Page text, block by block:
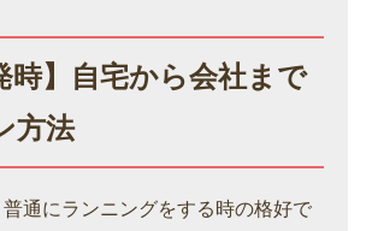
時】自宅から会社まで
方法
通にランニングをする時の格好で